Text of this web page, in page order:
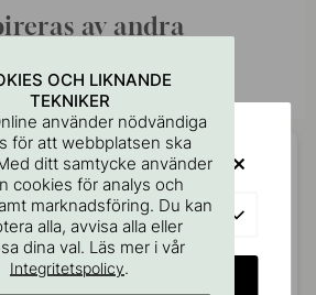
av andra
för att synas här!
OCH LIKNANDE
TEKNIKER
använder nödvändiga
för att webbplatsen ska
ditt samtycke använder
cookies för analys och
marknadsföring. Du kan
alla, avvisa alla eller
dina val. Läs mer i vår
Integritetspolicy.
VISIT?
COUNTRY